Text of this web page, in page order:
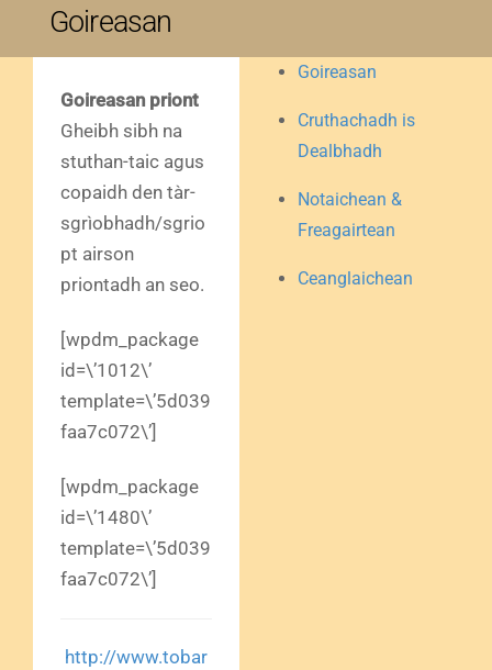
Goireasan
Goireasan priont
Gheibh sibh na
stuthan-taic agus
copaidh den tàr-
sgrìobhadh/sgrio
pt airson
priontadh an seo.
[wpdm_package
id=\’1012\’
template=\’5d039
faa7c072\’]
[wpdm_package
id=\’1480\’
template=\’5d039
faa7c072\’]
http://www.tobar
Goireasan
Cruthachadh is
Dealbhadh
Notaichean &
Freagairtean
Ceanglaichean